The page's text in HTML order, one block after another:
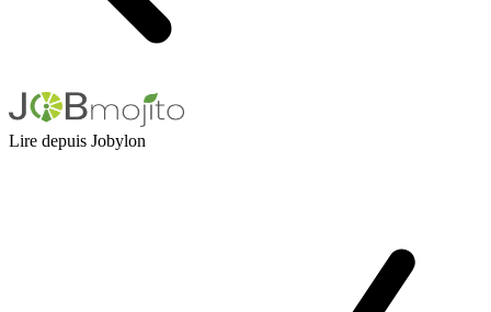
Lire depuis Jobylon